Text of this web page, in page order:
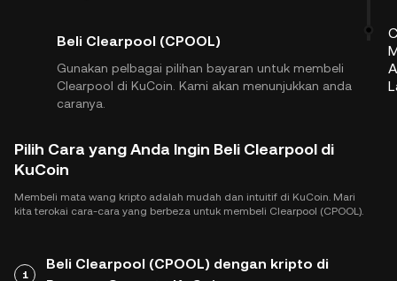
Beli Clearpool (CPOOL)
Gunakan pelbagai pilihan bayaran untuk membeli
Clearpool di KuCoin. Kami akan menunjukkan anda
caranya.
Pilih Cara yang Anda Ingin Beli Clearpool di
KuCoin
Membeli mata wang kripto adalah mudah dan intuitif di KuCoin. Mari
kita terokai cara-cara yang berbeza untuk membeli Clearpool (CPOOL).
1
Beli Clearpool (CPOOL) dengan kripto di